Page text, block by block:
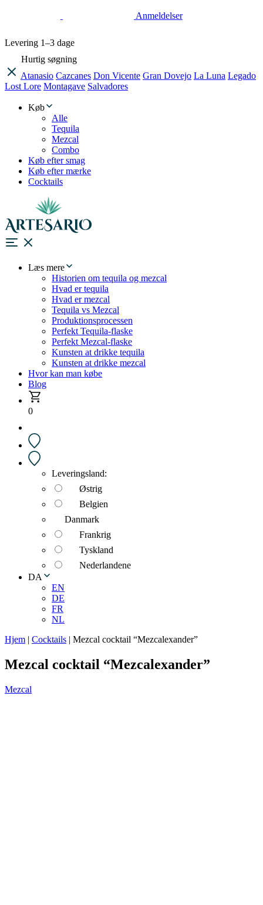
Anmeldelser
Levering 1–3 dage
Hurtig søgning
Atanasio Cazcanes Don Vicente Gran Dovejo La Luna Legado
Lost Lore Montagave Salvadores
Køb
Alle
Tequila
Mezcal
Combo
Køb efter smag
Køb efter mærke
Cocktails
Læs mere
Historien om tequila og mezcal
Hvad er tequila
Hvad er mezcal
Tequila vs Mezcal
Produktionsprocessen
Perfekt Tequila-flaske
Perfekt Mezcal-flaske
Kunsten at drikke tequila
Kunsten at drikke mezcal
Hvor kan man købe
Blog
0
Leveringsland:
Østrig
Belgien
Danmark
Frankrig
Tyskland
Nederlandene
DA
EN
DE
FR
NL
Hjem | Cocktails | Mezcal cocktail “Mezcalexander”
Mezcal cocktail “Mezcalexander”
Mezcal